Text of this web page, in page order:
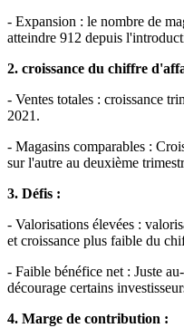
- Expansion : le nombre de
atteindre 912 depuis
2. croissance du chiffre
- Ventes totales : croissance
2021.
- Magasins comparables :
sur l'autre au deuxième
3. Défis :
- Valorisations élevées :
et croissance plus faible du
- Faible bénéfice net : Juste
décourage certains
4. Marge de contribution :